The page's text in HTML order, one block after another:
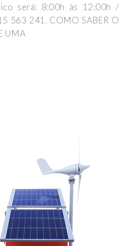
será: 8:00h às 12:00h /
563 241. COMO SABER O
UMA